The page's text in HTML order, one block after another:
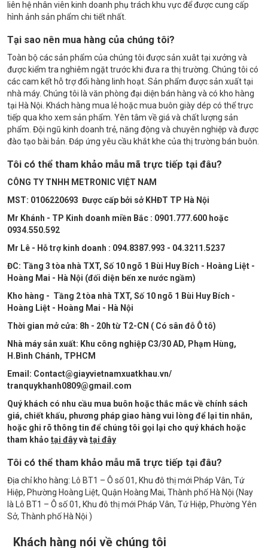
liên hệ nhân viên kinh doanh phụ trách khu vực để được cung cấp
hình ảnh sản phẩm chi tiết nhất.
Tại sao nên mua hàng của chúng tôi?
Toàn bộ các sản phẩm của chúng tôi được sản xuât tại xưởng và
được kiểm tra nghiêm ngặt trước khi đưa ra thị trường. Chúng tôi có
các cam kết hỗ trợ đổi hàng linh hoạt. Sản phẩm được sản xuất tại
nhà máy. Chúng tôi là văn phòng đại diện bán hàng và có kho hàng
tại Hà Nội. Khách hàng mua lẻ hoặc mua buôn giày dép có thể trực
tiếp qua kho xem sản phẩm. Yên tâm về giá và chất lượng sản
phẩm. Đội ngũ kinh doanh trẻ, năng động và chuyên nghiệp và được
đào tạo bài bản. Đáp ứng yêu cầu khắt khe của thị trường bán buôn.
Tôi có thể tham khảo mẫu mã trực tiếp tại đâu?
CÔNG TY TNHH METRONIC VIỆT NAM
MST: 0106220693 Được cấp bởi sở KHĐT TP Hà Nội
Mr Khánh - TP Kinh doanh miền Bắc : 0901.777.600 hoặc
0934.550.592
Mr Lê - Hỗ trợ kinh doanh : 094.8387.993 - 04.3211.5237
ĐC: Tầng 3 tòa nhà TXT, Số 10 ngõ 1 Bùi Huy Bích - Hoàng Liệt -
Hoàng Mai - Hà Nội (đối diện bến xe nước ngầm)
Kho hàng - Tầng 2 tòa nhà TXT, Số 10 ngõ 1 Bùi Huy Bích -
Hoàng Liệt - Hoàng Mai - Hà Nội
Thời gian mở cửa: 8h - 20h từ T2-CN ( Có sân đỗ Ô tô)
Nhà máy sản xuất: Khu công nghiệp C3/30 AD, Phạm Hùng,
H.Bình Chánh, TPHCM
Email: Contact@giayvietnamxuatkhau.vn/
tranquykhanh0809@gmail.com
Quý khách có nhu cầu mua buôn hoặc thắc mắc về chính sách
giá, chiết khấu, phương pháp giao hàng vui lòng để lại tin nhắn,
hoặc ghi rõ thông tin để chúng tôi gọi lại cho quý khách hoặc
tham khảo tại đâyvàtại đây
Tôi có thể tham khảo mẫu mã trực tiếp tại đâu?
Địa chỉ kho hàng: Lô BT1 – Ô số 01, Khu đô thị mới Pháp Vân, Tứ
Hiệp, Phường Hoàng Liệt, Quận Hoàng Mai, Thành phố Hà Nội (Nay
là Lô BT1 – Ô số 01, Khu đô thị mới Pháp Vân, Tứ Hiệp, Phường Yên
Sở, Thành phố Hà Nội )
Khách hàng nói về chúng tôi